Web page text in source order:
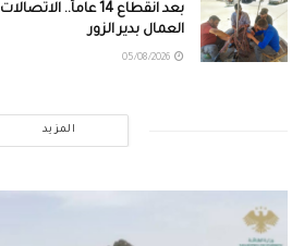
بعد انقطاع 14 عاماً..
العمال بدير الزور
المزيد